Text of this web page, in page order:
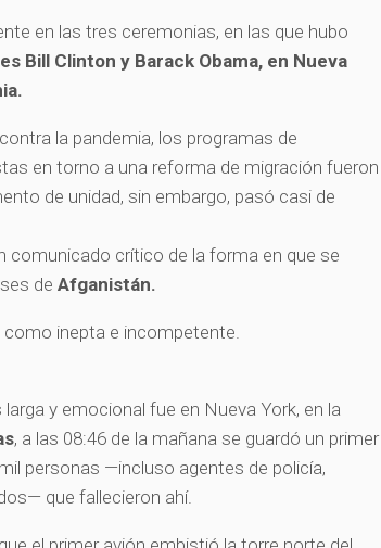
en las tres ceremonias, en las que hubo
Bill Clinton y Barack Obama, en Nueva
la pandemia, los programas de
en torno a una reforma de migración fueron
de unidad, sin embargo, pasó casi de
comunicado crítico de la forma en que se
deAfganistán.
inepta e incompetente.
y emocional fue en Nueva York, en la
, a las 08:46 de la mañana se guardó un primer
personas —incluso agentes de policía,
que fallecieron ahí.